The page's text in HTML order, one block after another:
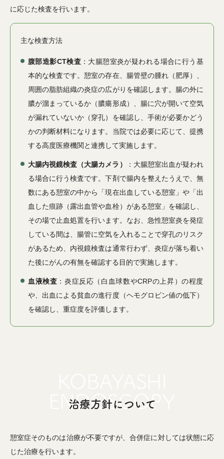
に応じた検査を行います。
主な検査方法
腹部造影CT検査：大腸憩室炎が疑われる場合に行う基
本的な検査です。憩室の存在、腸管壁の腫れ（肥厚）、
周囲の脂肪組織の炎症の広がりを確認します。腸の外に
膿が溜まっているか（膿瘍形成）、腸に穴が開いて空気
が漏れていないか（穿孔）を確認し、手術が必要かどう
かの判断材料になります。当院では必要に応じて、提携
する高度医療機関と連携して実施します。
大腸内視鏡検査（大腸カメラ）
：大腸憩室出血が疑われ
る場合に行う検査です。下剤で腸内を整えたうえで、無
数にある憩室の中から「現在出血している憩室」や「出
血した痕跡（露出血管や血栓）がある憩室」を確認し、
その場で止血処置を行います。なお、急性憩室炎を発症
している間は、腸管に空気を入れることで穿孔のリスク
があるため、内視鏡検査は通常行わず、炎症が落ち着い
た後にがんの有無を確認する目的で実施します。
血液検査 ：炎症反応（白血球数やCRPの上昇）の程度
や、出血による貧血の進行度（ヘモグロビン値の低下）
を確認し、重症度を評価します。
治療方針について
憩室症そのものは治療が不要ですが、合併症に対しては状態に応
じた治療を行います。